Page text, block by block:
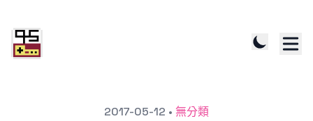
2017-05-12 • 無分類